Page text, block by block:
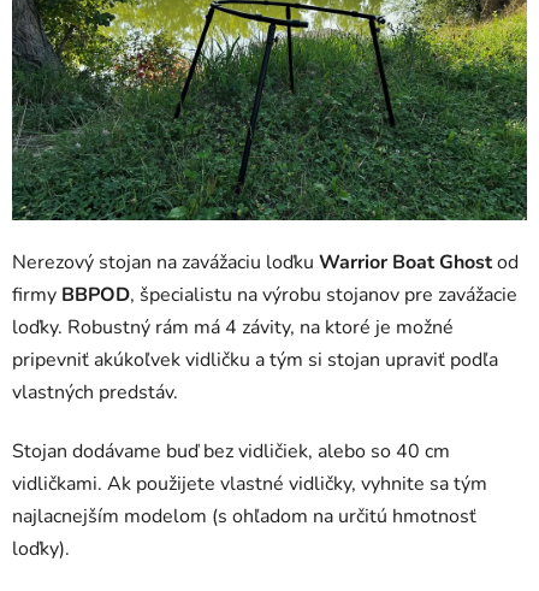
Nerezový stojan na zavážaciu loďku Warrior Boat Ghostod
firmy BBPOD, špecialistu na výrobu stojanov pre zavážacie
loďky. Robustný rám má 4 závity, na ktoré je možné
pripevniť akúkoľvek vidličku a tým si stojan upraviť podľa
vlastných predstáv.
Stojan dodávame buď bez vidličiek, alebo so 40 cm
vidličkami. Ak použijete vlastné vidličky, vyhnite sa tým
najlacnejším modelom (s ohľadom na určitú hmotnosť
loďky).